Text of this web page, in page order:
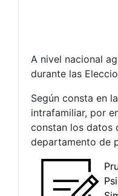
A nivel nacional
durante las
Según consta en
intrafamiliar, por
constan los datos
departamento de